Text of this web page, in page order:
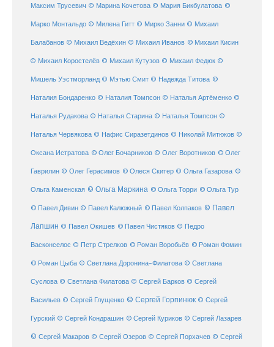
Максим Трусевич © Марина Кочетова © Мария Бикбулатова ©
Марко Монтальдо © Милена Гитт © Мирко Занни © Михаил
Балабанов © Михаил Ведёхин © Михаил Иванов © Михаил Кисин
© Михаил Коростелёв © Михаил Кутузов © Михаил Федюк ©
Мишель Уэстморланд © Мэтью Смит © Надежда Титова ©
Наталия Бондаренко © Наталия Томпсон © Наталья Артёменко ©
Наталья Рудакова © Наталья Старина © Наталья Томпсон ©
Наталья Червякова © Нафис Сиразетдинов © Николай Митюков ©
Оксана Истратова © Олег Бочарников © Олег Воротников © Олег
Гаврилин © Олег Герасимов © Олеся Скитер © Ольга Газарова ©
Ольга Каменская © Ольга Маркина © Ольга Торри © Ольга Тур
© Павел Дивин © Павел Калюжный © Павел Колпаков © Павел
Лапшин © Павел Окишев © Павел Чистяков © Педро
Васконселос © Петр Стрелков © Роман Воробьёв © Роман Фомин
© Роман Цыба © Светлана Доронина-Филатова © Светлана
Суслова © Светлана Филатова © Сергей Барков © Сергей
Васильев © Сергей Глущенко © Сергей Горпинюк © Сергей
Гурский © Сергей Кондрашин © Сергей Куриков © Сергей Лазарев
© Сергей Макаров © Сергей Озеров © Сергей Порхачев © Сергей